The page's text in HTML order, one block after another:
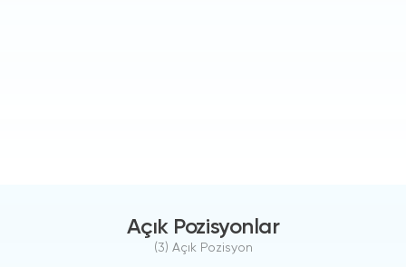
Açık Pozisyonlar
(3) Açık Pozisyon